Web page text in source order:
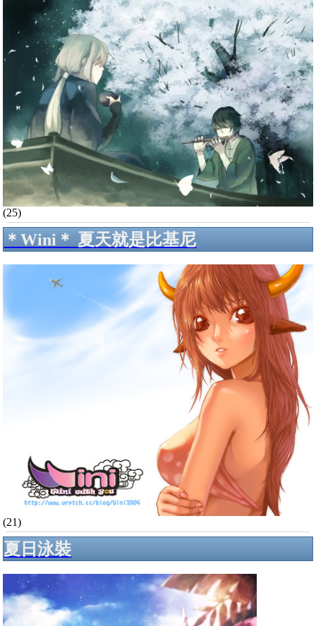
(25)
＊Wini＊ 夏天就是比基尼
(21)
夏日泳裝